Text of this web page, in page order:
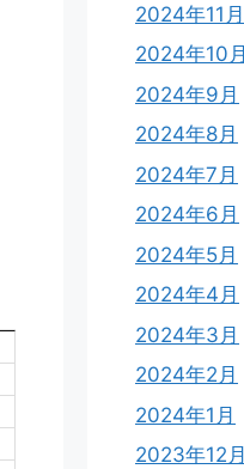
2024年11月
2024年10月
2024年9月
2024年8月
2024年7月
2024年6月
2024年5月
2024年4月
2024年3月
2024年2月
2024年1月
2023年12月